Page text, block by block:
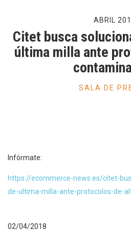
ABRIL
Citet busca
última milla ante
SALA DE
Infórmate:
https://ecommerce-news.es/citet-
de-ultima-milla-ante-protocolos-de-
02/04/2018